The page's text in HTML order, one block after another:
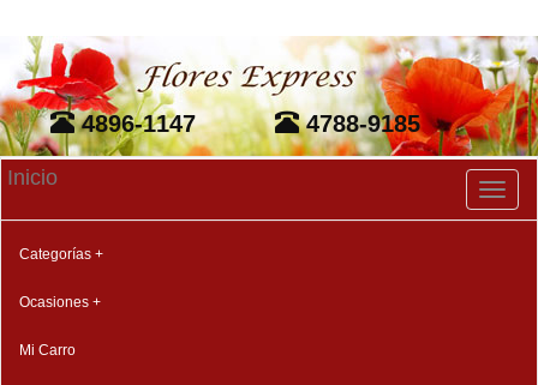
4896-1147 4788-9185
Inicio
Categorías +
Ocasiones +
Mi Carro